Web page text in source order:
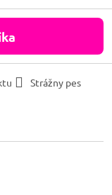
Strážny pes